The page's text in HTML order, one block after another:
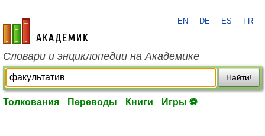
academic.ru
EN DE ES FR
Словари и энциклопедии на Академике
Найти!
Толкования Переводы Книги Игры ⚽